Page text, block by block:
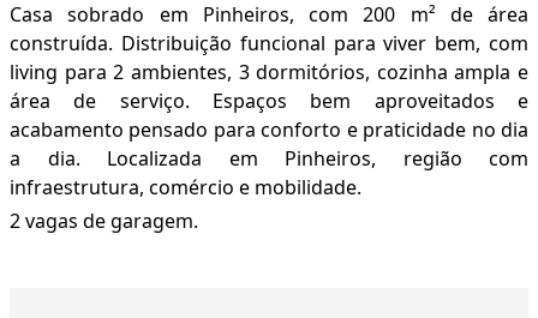
Casa sobrado em Pinheiros, com 200 m² de área
construída. Distribuição funcional para viver bem, com
living para 2 ambientes, 3 dormitórios, cozinha ampla e
área de serviço. Espaços bem aproveitados e
acabamento pensado para conforto e praticidade no dia
a dia. Localizada em Pinheiros, região com
infraestrutura, comércio e mobilidade.
2 vagas de garagem.